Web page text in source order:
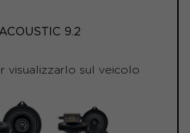
ACOUSTIC 9.2
visualizzarlo sul veicolo